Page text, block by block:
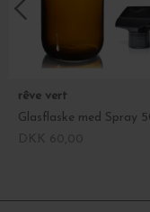
rêve vert
Glasflaske med Spray